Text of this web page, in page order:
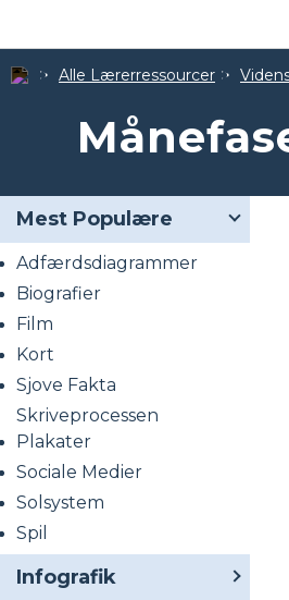
Alle Lærerressourcer
Mest Populære
Adfærdsdiagrammer
Biografier
Film
Kort
Sjove Fakta
Skriveprocessen
Plakater
Sociale Medier
Solsystem
Spil
Infografik